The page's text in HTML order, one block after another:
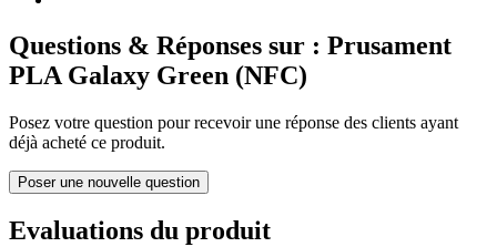
Questions & Réponses sur : Prusament
PLA Galaxy Green (NFC)
Posez votre question pour recevoir une réponse des clients ayant
déjà acheté ce produit.
Poser une nouvelle question
Evaluations du produit